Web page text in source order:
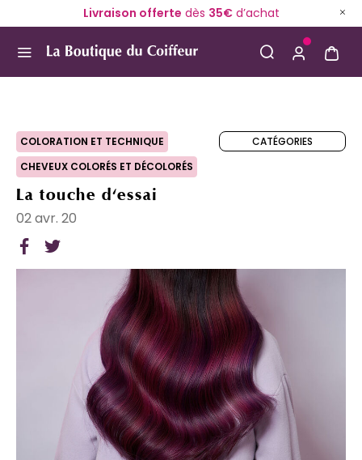
Livraison offerte dès 35€d’achat
CATÉGORIES
COLORATION ET TECHNIQUE
CHEVEUX COLORÉS ET DÉCOLORÉS
La touche d'essai
02 avr. 20